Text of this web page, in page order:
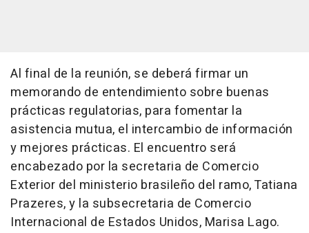
Al final de la reunión, se deberá firmar un
memorando de entendimiento sobre buenas
prácticas regulatorias, para fomentar la
asistencia mutua, el intercambio de información
y mejores prácticas. El encuentro será
encabezado por la secretaria de Comercio
Exterior del ministerio brasileño del ramo, Tatiana
Prazeres, y la subsecretaria de Comercio
Internacional de Estados Unidos, Marisa Lago.